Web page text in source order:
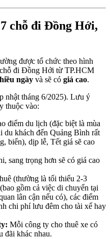
chỗ đi Đồng Hới,
được tổ chức theo hình
đi Đồng Hới từ TP.HCM
ngày và sẽ có giá cao.
nhật tháng 6/2025). Lưu ý
thuộc vào:
điểm du lịch (đặc biệt là mùa
du khách đến Quảng Bình rất
biển), dịp lễ, Tết giá sẽ cao
sang trọng hơn sẽ có giá cao
(thường là tối thiểu 2-3
gồm cả việc di chuyển tại
lân cận nếu có), các điểm
chi phí lưu đêm cho tài xế hay
Mỗi công ty cho thuê xe có
đãi khác nhau.